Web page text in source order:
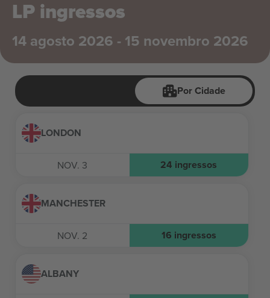
LP ingressos
14 agosto 2026 - 15 novembro 2026
Por Cidade
LONDON
NOV. 3 24 ingressos
MANCHESTER
NOV. 2 16 ingressos
ALBANY